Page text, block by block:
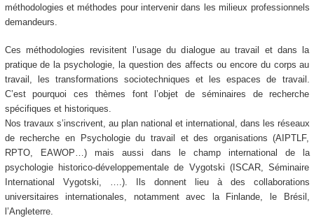
méthodologies et méthodes pour intervenir dans les milieux professionnels
demandeurs.
Ces méthodologies revisitent l’usage du dialogue au travail et dans la
pratique de la psychologie, la question des affects ou encore du corps au
travail, les transformations sociotechniques et les espaces de travail.
C’est pourquoi ces thèmes font l’objet de séminaires de recherche
spécifiques et historiques.
Nos travaux s’inscrivent, au plan national et international, dans les réseaux
de recherche en Psychologie du travail et des organisations (AIPTLF,
RPTO, EAWOP…) mais aussi dans le champ international de la
psychologie historico-développementale de Vygotski (ISCAR, Séminaire
International Vygotski, ….). Ils donnent lieu à des collaborations
universitaires internationales, notamment avec la Finlande, le Brésil,
l’Angleterre.